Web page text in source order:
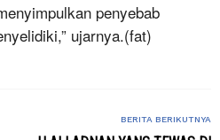
penyebab
ujarnya.(fat)
BERITA BERIKUTNYA